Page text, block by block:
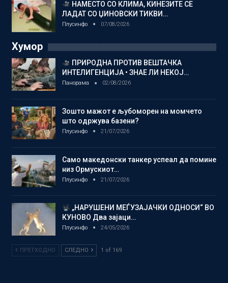
НАМЕСТО СО КЛИМА, КИНЕЗИТЕ СЕ
ЛАДАТ СО ЏИНОВСКИ ТИКВИ…
Плусинфо 07/08/2026
Хумор
ПРИРОДНА ПРОТИВ ВЕШТАЧКА
ИНТЕЛИГЕНЦИЈА • ЗНАЕ ЛИ НЕКОЈ…
Панорама 02/08/2026
Зошто мажот е љубоморен на момчето
што одржува базени?
Плусинфо 21/07/2026
Само македонски танкер успеал да помине
низ Ормускиот…
Плусинфо 21/07/2026
„НАРУШЕНИ МЕЃУЗАЈАЧКИ ОДНОСИ“ ВО
КУНОВО Два зајаци…
Плусинфо 24/05/2026
ПРЕТХОДНО СЛЕДНО 1 of 169